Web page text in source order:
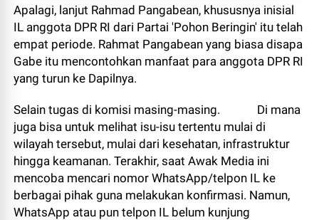
Apalagi, lanjut Rahmad Pangabean, khususnya inisial
IL anggota DPR RI dari Partai 'Pohon Beringin' itu telah
empat periode. Rahmat Pangabean yang biasa disapa
Gabe itu mencontohkan manfaat para anggota DPR RI
yang turun ke Dapilnya.
Selain tugas di komisi masing-masing. Di mana
juga bisa untuk melihat isu-isu tertentu mulai di
wilayah tersebut, mulai dari kesehatan, infrastruktur
hingga keamanan. Terakhir, saat Awak Media ini
mencoba mencari nomor WhatsApp/telpon IL ke
berbagai pihak guna melakukan konfirmasi. Namun,
WhatsApp atau pun telpon IL belum kunjung